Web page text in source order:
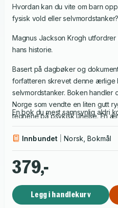
Hvordan kan du vite om barn
fysisk vold eller selvmordstanker?
Magnus Jackson Krogh
hans historie.
Basert på dagbøker og
forfatteren skrevet denne ærlige
selvmordstanker. Boken handler
Norge som vendte en liten gutt
tegnene på psykisk uhelse. En
selvmordstanker, skam og
En bok du mest sannsynlig aldri
Innbundet Norsk, Bokmål
379,-
Legg i handlekurv